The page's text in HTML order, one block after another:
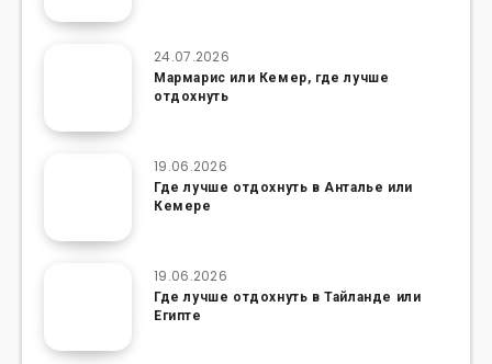
24.07.2026
Мармарис или Кемер, где лучше
отдохнуть
19.06.2026
Где лучше отдохнуть в Анталье или
Кемере
19.06.2026
Где лучше отдохнуть в Тайланде или
Египте